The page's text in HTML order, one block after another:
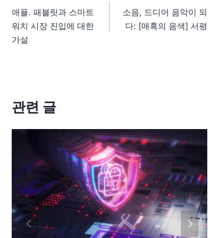
애플. 패블릿과 스마트
워치 시장 진입에 대한
가설
소음, 드디어 음악이 되
다: [매혹의 음색] 서평
관련 글